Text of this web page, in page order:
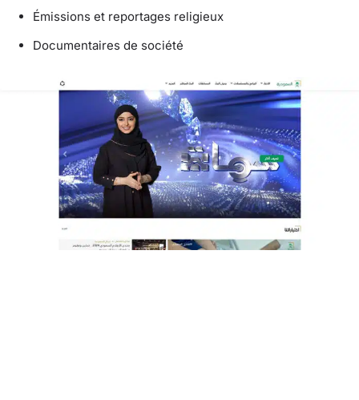
Émissions et reportages religieux
Documentaires de société